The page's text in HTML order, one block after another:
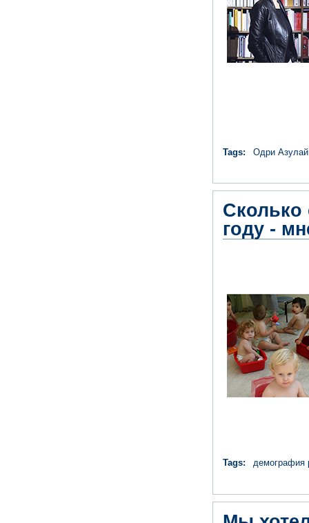
Tags: Одри Азулай
Сколько
году -
Tags: демография